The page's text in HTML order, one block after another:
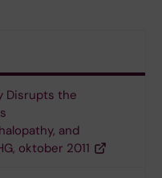
Disrupts the
and
oktober 2011